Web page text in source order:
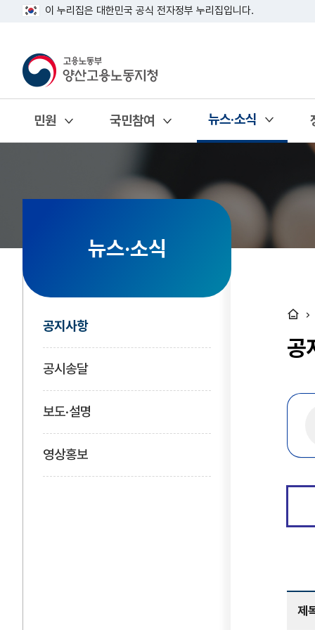
이 누리집은 대한민국 공식 전자정부 누리집입니다.
민원
열기
국민참여
열기
뉴스·소식
열기
뉴스·소식
공지사항
공시송달
보도·설명
영상홍보
공
제